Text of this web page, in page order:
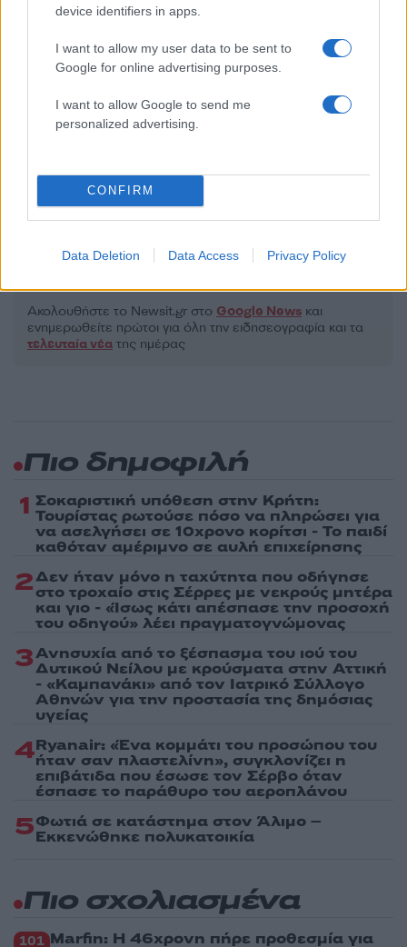
device identifiers in apps.
I want to allow my user data to be sent to
Google for online advertising purposes.
I want to allow Google to send me
personalized advertising.
CONFIRM
Data Deletion Data Access Privacy Policy
Υποβολή σχολίου
Πολιτική Απορρήτου&Όροι Χρήσηςτης Google.
Lifestyle
Share:
Ακολουθήστε το Νewsit.gr στο Google News και
ενημερωθείτε πρώτοι για όλη την ειδησεογραφία και τα
τελευταία νέα της ημέρας
Πιο δημοφιλή
1 Σοκαριστική υπόθεση στην Κρήτη:
Τουρίστας ρωτούσε πόσο να πληρώσει για
να ασελγήσει σε 10χρονο κορίτσι - Το παιδί
καθόταν αμέριμνο σε αυλή επιχείρησης
2Δεν ήταν μόνο η ταχύτητα που οδήγησε
στο τροχαίο στις Σέρρες με νεκρούς μητέρα
και γιο - «Ίσως κάτι απέσπασε την προσοχή
του οδηγού» λέει πραγματογνώμονας
3Ανησυχία από το ξέσπασμα του ιού του
Δυτικού Νείλου με κρούσματα στην Αττική
- «Καμπανάκι» από τον Ιατρικό Σύλλογο
Αθηνών για την προστασία της δημόσιας
υγείας
4Ryanair: «Ένα κομμάτι του προσώπου του
ήταν σαν πλαστελίνη», συγκλονίζει η
επιβάτιδα που έσωσε τον Σέρβο όταν
έσπασε το παράθυρο του αεροπλάνου
5Φωτιά σε κατάστημα στον Άλιμο –
Εκκενώθηκε πολυκατοικία
Πιο σχολιασμένα
101 Marfin: Η 46χρονη πήρε προθεσμία για